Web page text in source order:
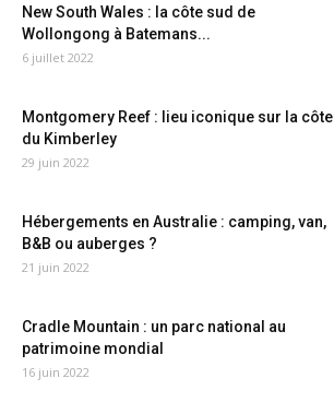
New South Wales : la côte sud de
Wollongong à Batemans...
6 juillet 2022
Montgomery Reef : lieu iconique sur la côte
du Kimberley
29 juin 2022
Hébergements en Australie : camping, van,
B&B ou auberges ?
21 juin 2022
Cradle Mountain : un parc national au
patrimoine mondial
16 juin 2022